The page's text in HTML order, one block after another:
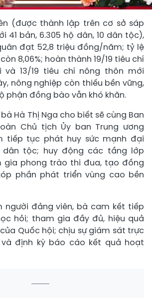
(được thành lập trên cơ sở sáp
41 bản, 6.305 hộ dân, 10 dân tộc),
đạt 52,8 triệu đồng/năm; tỷ lệ
8,06%; hoàn thành 19/19 tiêu chí
và 13/19 tiêu chí nông thôn mới
nông nghiệp còn thiếu bền vững,
phận đồng bào vẫn khó khăn.
Hà Thị Nga cho biết sẽ cùng Ban
Chủ tịch Ủy ban Trung ương
tiếp tục phát huy sức mạnh đại
tộc; huy động các tầng lớp
gia phong trào thi đua, tạo đồng
phần phát triển vùng cao bền
người đảng viên, bà cam kết tiếp
hỏi; tham gia đầy đủ, hiệu quả
Quốc hội; chịu sự giám sát trực
định kỳ báo cáo kết quả hoạt